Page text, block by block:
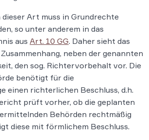
Art muss in Grundrechte
so unter anderem in das
aus Art. 10 GG. Daher sieht das
neben der genannten
den sog. Richtervorbehalt vor. Die
benötigt für die
einen richterlichen Beschluss, d.h.
prüft vorher, ob die geplanten
Behörden rechtmäßig
diese mit förmlichem Beschluss.